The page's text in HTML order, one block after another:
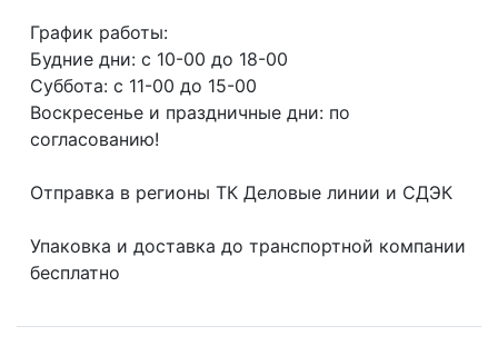
График работы:
Будние дни: с 10-00 до 18-00
Суббота: с 11-00 до 15-00
Воскресенье и праздничные дни: по
согласованию!
Отправка в регионы ТК Деловые линии и СДЭК
Упаковка и доставка до транспортной компании
бесплатно